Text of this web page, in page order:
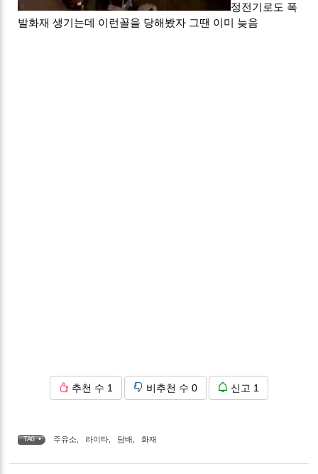
정전기로도 폭
발화재 생기는데 이런꼴을 당해봤자 그땐 이미 늦음
추천 수 1 비추천 수 0 신고 1
TAG • 주유소, 라이타, 담배 , 화재